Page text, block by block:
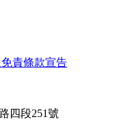
責條款宣告
四段251號